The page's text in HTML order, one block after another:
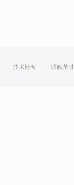
技术博客 诚聘英才